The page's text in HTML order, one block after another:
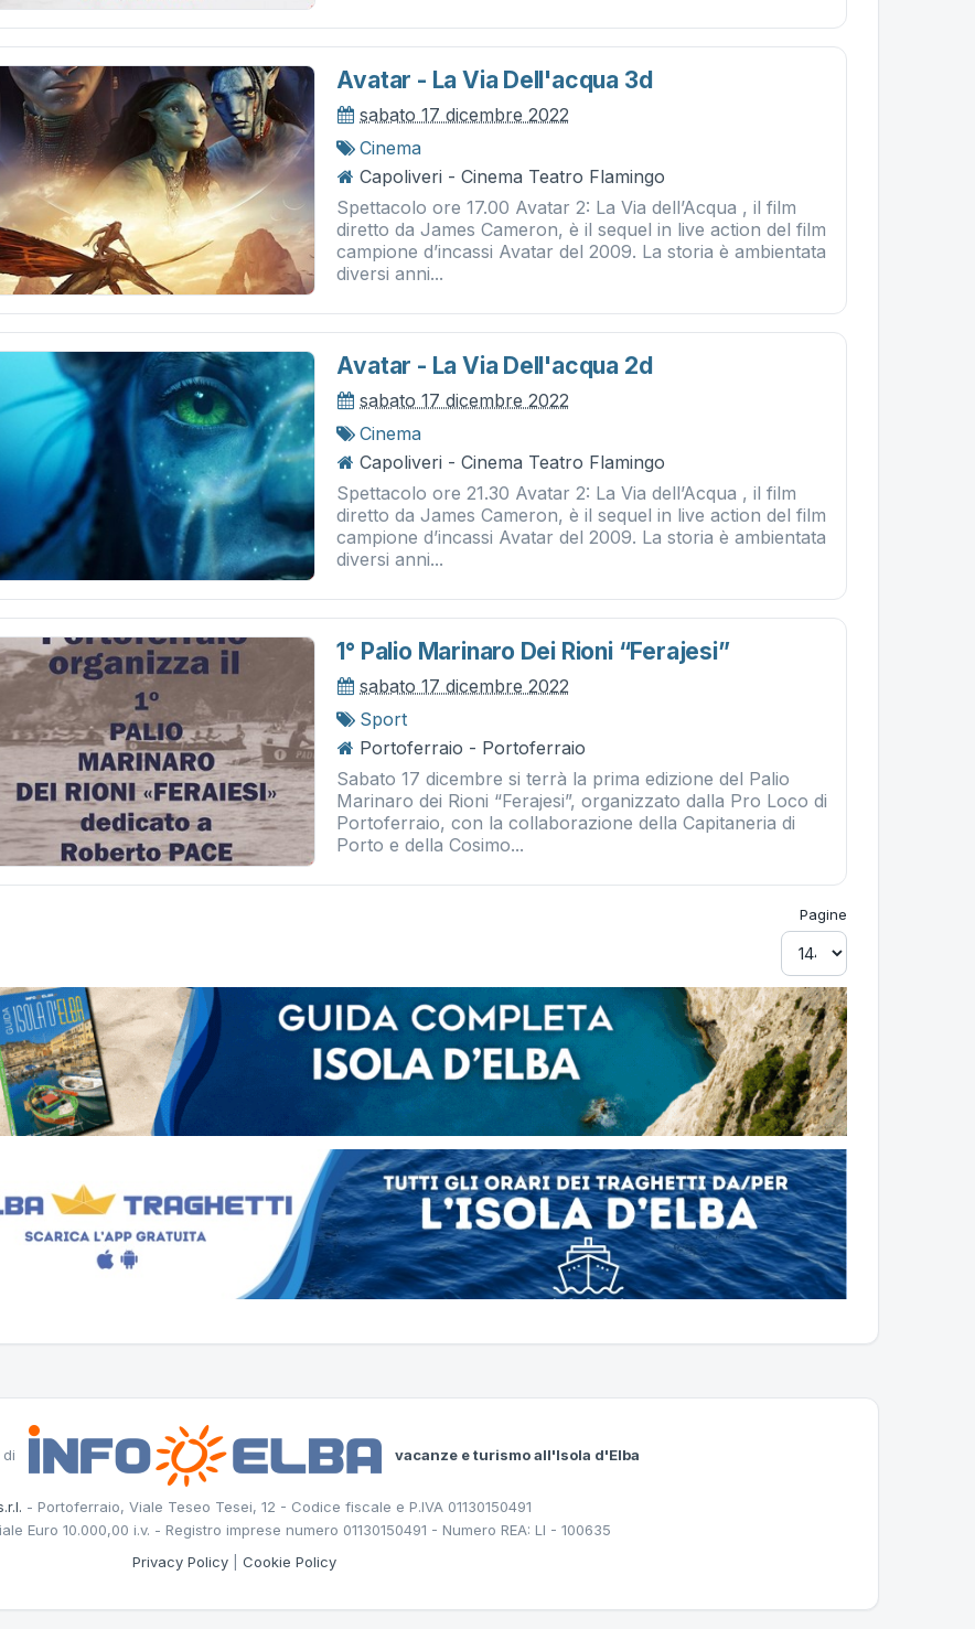
Avatar - La Via Dell'acqua 3d
sabato 17 dicembre 2022
Cinema
Capoliveri - Cinema Teatro Flamingo
Spettacolo ore 17.00 Avatar 2: La Via dell’Acqua , il film
diretto da James Cameron, è il sequel in live action del film
campione d’incassi Avatar del 2009. La storia è ambientata
diversi anni...
Avatar - La Via Dell'acqua 2d
sabato 17 dicembre 2022
Cinema
Capoliveri - Cinema Teatro Flamingo
Spettacolo ore 21.30 Avatar 2: La Via dell’Acqua , il film
diretto da James Cameron, è il sequel in live action del film
campione d’incassi Avatar del 2009. La storia è ambientata
diversi anni...
1° Palio Marinaro Dei Rioni “ferajesi”
sabato 17 dicembre 2022
Sport
Portoferraio - Portoferraio
Sabato 17 dicembre si terrà la prima edizione del Palio
Marinaro dei Rioni “Ferajesi”, organizzato dalla Pro Loco di
Portoferraio, con la collaborazione della Capitaneria di
Porto e della Cosimo...
Pagine
vacanze e turismo all'Isola d'Elba
- Portoferraio, Viale Teseo Tesei, 12 - Codice fiscale e P.IVA 01130150491
Euro 10.000,00 i.v. - Registro imprese numero 01130150491 - Numero REA: LI - 100635
Privacy Policy| Cookie Policy